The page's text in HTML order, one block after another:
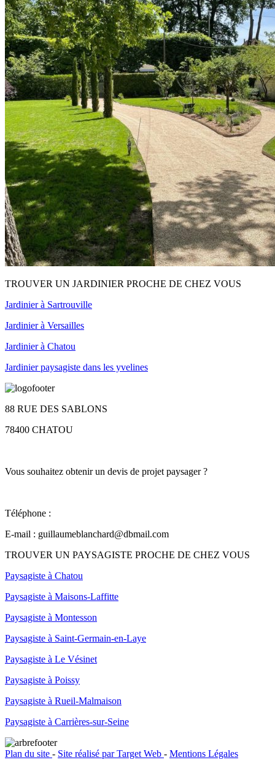
TROUVER UN JARDINIER PROCHE DE CHEZ VOUS
Jardinier à Sartrouville
Jardinier à Versailles
Jardinier à Chatou
Jardinier paysagiste dans les yvelines
88 RUE DES SABLONS
78400 CHATOU
Vous souhaitez obtenir un devis de projet paysager ?
Téléphone :
E-mail : guillaumeblanchard@dbmail.com
TROUVER UN PAYSAGISTE PROCHE DE CHEZ VOUS
Paysagiste à Chatou
Paysagiste à Maisons-Laffitte
Paysagiste à Montesson
Paysagiste à Saint-Germain-en-Laye
Paysagiste à Le Vésinet
Paysagiste à Poissy
Paysagiste à Rueil-Malmaison
Paysagiste à Carrières-sur-Seine
Plan du site - Site réalisé par Target Web - Mentions Légales